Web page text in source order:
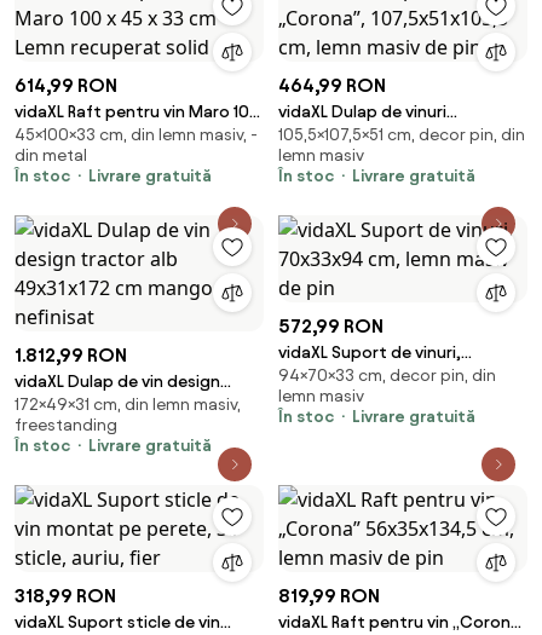
614,99 RON
vidaXL Raft pentru vin Maro 100
x 45 x 33 cm Lemn recuperat
solid
45×100×33 cm, din lemn masiv, -
din metal
În stoc
Livrare gratuită
464,99 RON
vidaXL Dulap de vinuri
„Corona”, 107,5x51x105,5 cm,
lemn masiv de pin
105,5×107,5×51 cm, decor pin, din
lemn masiv
În stoc
Livrare gratuită
1.812,99 RON
vidaXL Dulap de vin design
tractor alb 49x31x172 cm
mango nefinisat
172×49×31 cm, din lemn masiv,
freestanding
În stoc
Livrare gratuită
572,99 RON
vidaXL Suport de vinuri,
70x33x94 cm, lemn masiv de
pin
94×70×33 cm, decor pin, din
lemn masiv
În stoc
Livrare gratuită
318,99 RON
vidaXL Suport sticle de vin
819,99 RON
vidaXL Raft pentru vin „Corona”